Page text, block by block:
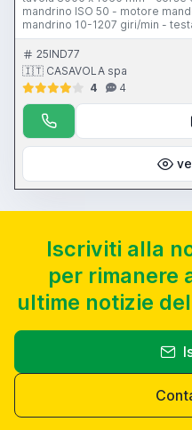
mandrino ISO 50 - motore
mandrino 10-1207 giri/min -
posizioni - avanzamento di
rapido 4-6000 mm/min - CNC
25IND77
🇮🇹 CASAVOLA spa
4
4
Iscriviti alla
per rimanere
ultime notizie